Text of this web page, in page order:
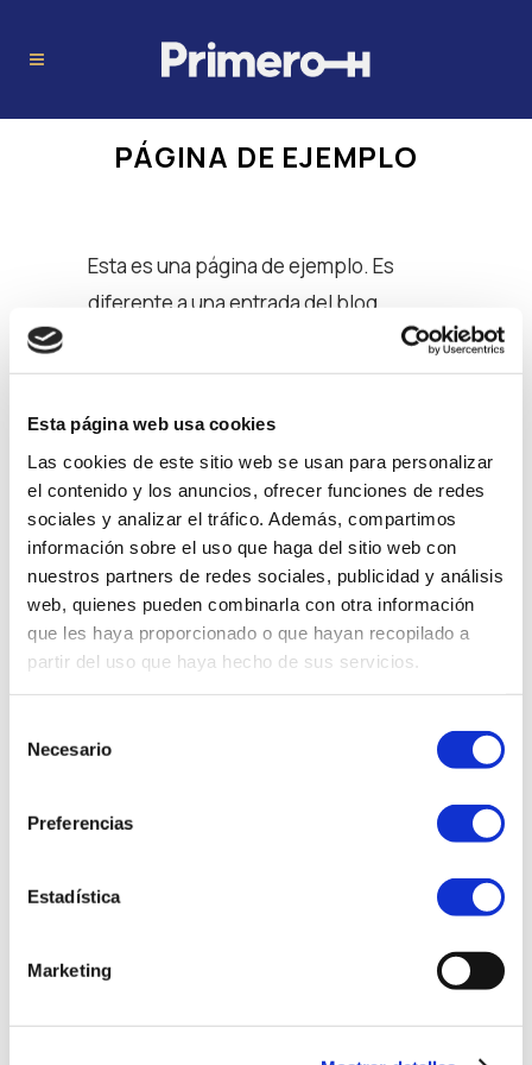
Esta página web usa cookies
Las cookies de este sitio web se usan para personalizar
el contenido y los anuncios, ofrecer funciones de redes
sociales y analizar el tráfico. Además, compartimos
información sobre el uso que haga del sitio web con
nuestros partners de redes sociales, publicidad y análisis
web, quienes pueden combinarla con otra información
que les haya proporcionado o que hayan recopilado a
partir del uso que haya hecho de sus servicios.
Necesario
Preferencias
Estadística
Marketing
PÁGINA DE EJEMPLO
Esta es una página de ejemplo. Es
diferente a una entrada del blog
porque permanecerá en un solo lugar y
aparecerá en la navegación de tu sitio
(en la mayoría de los temas). La
mayoría de las personas comienzan
con una página «Acerca de» que les
presenta a los visitantes potenciales
del sitio. Podrías decir algo así:
¡Bienvenido! Soy camarero de día,
aspirante a actor de noche y esta es
mi web. Vivo en Mairena del Alcor,
y me gusta el rebujito. (Y las tardes
Empezó siendo una pequeña